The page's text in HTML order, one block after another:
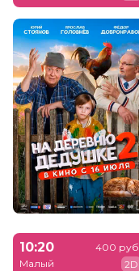
10:20
Малый
400 руб.
2D